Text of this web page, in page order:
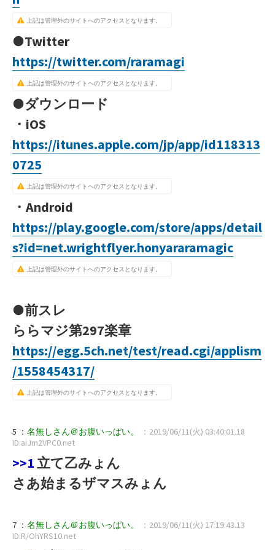
上記は管理外のサイトへのアクセスとなります。
●Twitter
https://twitter.com/raramagi
上記は管理外のサイトへのアクセスとなります。
●ダウンロード
・iOS
https://itunes.apple.com/jp/app/id118313
0725
上記は管理外のサイトへのアクセスとなります。
・Android
https://play.google.com/store/apps/detail
s?id=net.wrightflyer.honyararamagic
上記は管理外のサイトへのアクセスとなります。
●前スレ
ららマジ第297楽章
https://egg.5ch.net/test/read.cgi/applism
/1558454317/
上記は管理外のサイトへのアクセスとなります。
5 ： 名無しさん＠お腹いっぱい。
：2019/06/11(火) 03:40:01.18
ID:aiJm2VPC0.net
>>1 立て乙みょん
さあ始まるザマスみょん
7 ： 名無しさん＠お腹いっぱい。
：2019/06/11(火) 17:19:43.13
ID:R/OhYRS10.net